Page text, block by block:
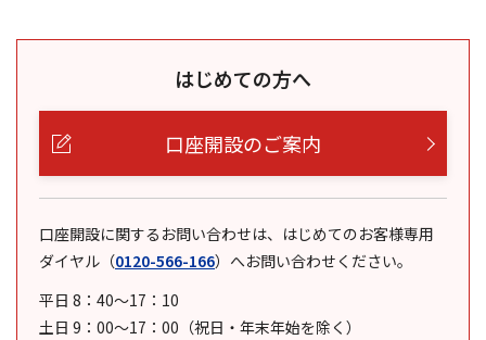
はじめての方へ
口座開設のご案内
口座開設に関するお問い合わせは、はじめてのお客様専用
ダイヤル （0120-566-166） へお問い合わせください。
平日 8：40～17：10
土日 9：00～17：00（祝日・年末年始を除く）